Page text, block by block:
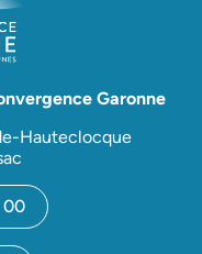
Garonne
Hauteclocque
00